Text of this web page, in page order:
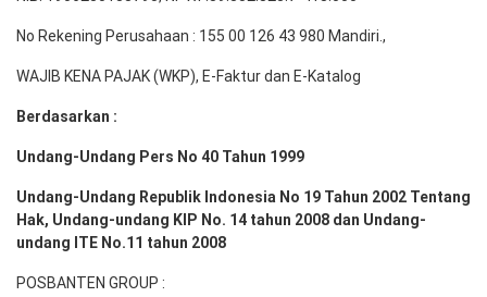
No Rekening Perusahaan : 155 00 126 43 980 Mandiri.,
WAJIB KENA PAJAK (WKP), E-Faktur dan E-Katalog
Berdasarkan :
Undang-Undang Pers No 40 Tahun 1999
Undang-Undang Republik Indonesia No 19 Tahun 2002 Tentang
Hak, Undang-undang KIP No. 14 tahun 2008 dan Undang-
undang ITE No.11 tahun 2008
POSBANTEN GROUP :